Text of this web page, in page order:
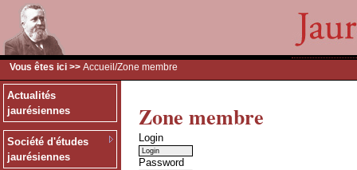
Vous êtes ici >> Accueil /Zone membre
Actualités
jaurésiennes
Société d'études
jaurésiennes
Zone membre
Login
Password